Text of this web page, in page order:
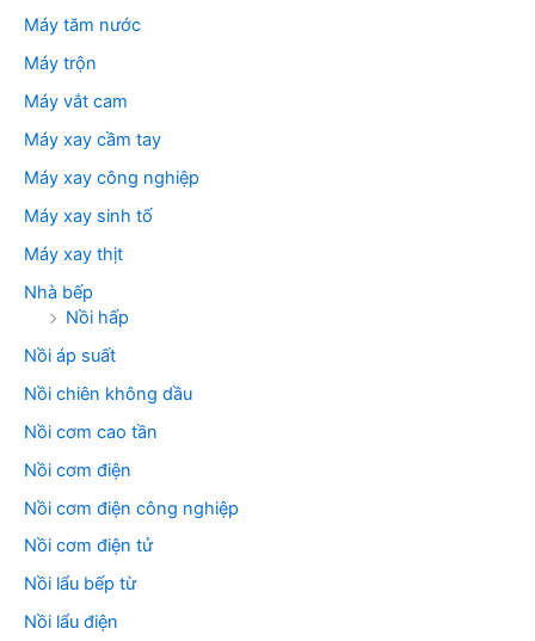
Máy tăm nước
Máy trộn
Máy vắt cam
Máy xay cầm tay
Máy xay công nghiệp
Máy xay sinh tố
Máy xay thịt
Nhà bếp
Nồi hấp
Nồi áp suất
Nồi chiên không dầu
Nồi cơm cao tần
Nồi cơm điện
Nồi cơm điện công nghiệp
Nồi cơm điện tử
Nồi lẩu bếp từ
Nồi lẩu điện